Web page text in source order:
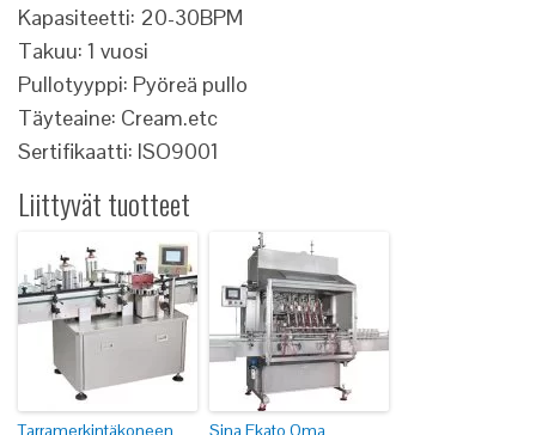
Kapasiteetti: 20-30BPM
Takuu: 1 vuosi
Pullotyyppi: Pyöreä pullo
Täyteaine: Cream.etc
Sertifikaatti: ISO9001
Liittyvät tuotteet
Tarramerkintäkoneen Sina Ekato Oma